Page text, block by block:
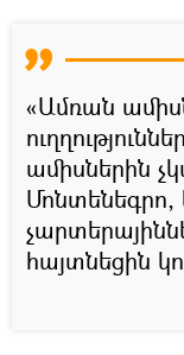
«Ամռան
ամիսներին
Մոնտենեգրո,
հայտնեցին